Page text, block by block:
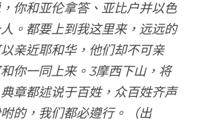
你和亚伦拿答、亚比户并以色
。都要上到我这里来，远远的
亲近耶和华，他们却不可亲
你一同上来。3摩西下山，将
章都述说于百姓，众百姓齐声
的，我们都必遵行。（出